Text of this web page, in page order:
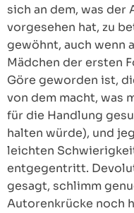
sich an dem, was der
vorgesehen hat, zu
gewöhnt, auch wenn
Mädchen der ersten
Göre geworden ist,
von dem macht, was
für die Handlung
halten würde), und
leichten
entgegentritt.
gesagt, schlimm
Autorenkrücke noch